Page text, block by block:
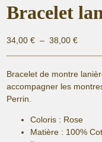
Bracelet
34,00€ – 38,00€Plage
34,00
à
Bracelet de montre
accompagner les
Perrin.
Coloris : Rose
Matière : 100%